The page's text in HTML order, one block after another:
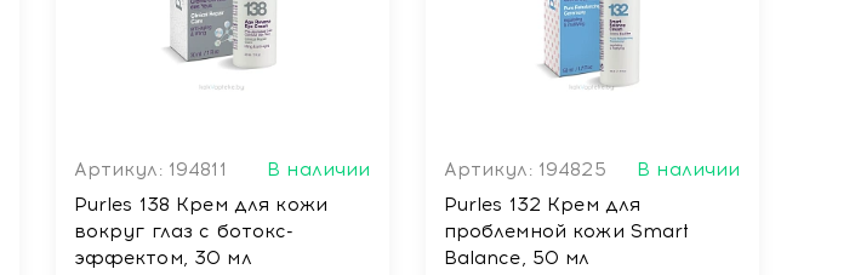
Артикул: 194811
В наличии
Purles 138 Крем для кожи
вокруг глаз с ботокс-
эффектом, 30 мл
Артикул: 194825
В наличии
Purles 132 Крем для
проблемной кожи Smart
Balance, 50 мл